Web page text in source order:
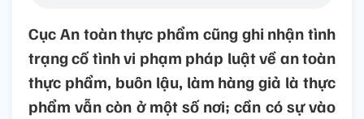
Cục An toàn thực phẩm cũng ghi nhận tình
trạng cố tình vi phạm pháp luật về an toàn
thực phẩm, buôn lậu, làm hàng giả là thực
phẩm vẫn còn ở một số nơi; cần có sự vào